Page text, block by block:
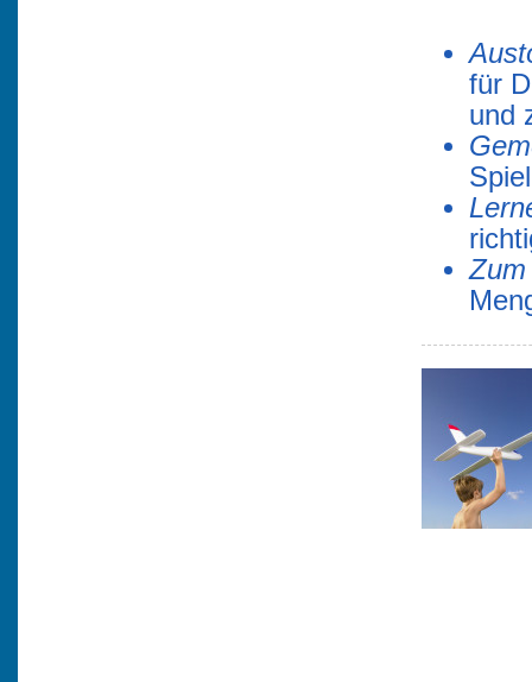
für
und
Zum